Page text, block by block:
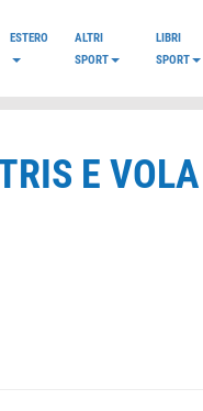
ESTERO
ALTRI
SPORT
LIBRI
SPORT
E